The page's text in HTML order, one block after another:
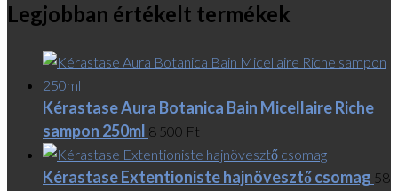
Legjobban értékelt termékek
Kérastase Aura Botanica Bain Micellaire Riche
sampon 250ml 8 500 Ft
Kérastase Extentioniste hajnövesztő csomag 58